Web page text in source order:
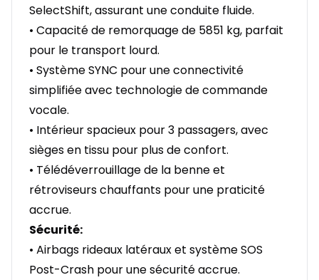
SelectShift, assurant une conduite fluide.
• Capacité de remorquage de 5851 kg, parfait
pour le transport lourd.
• Système SYNC pour une connectivité
simplifiée avec technologie de commande
vocale.
• Intérieur spacieux pour 3 passagers, avec
sièges en tissu pour plus de confort.
• Télédéverrouillage de la benne et
rétroviseurs chauffants pour une praticité
accrue.
Sécurité:
• Airbags rideaux latéraux et système SOS
Post-Crash pour une sécurité accrue.